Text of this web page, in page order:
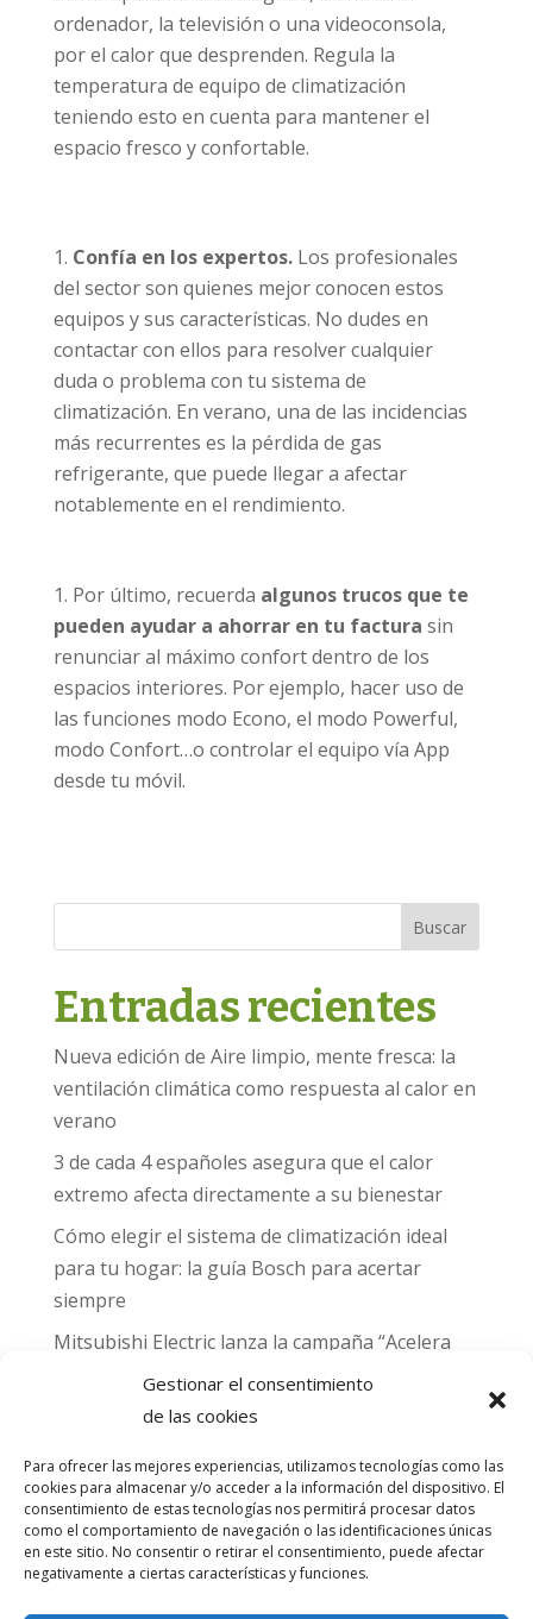
Gestionar el consentimiento
de las cookies
Para ofrecer las mejores experiencias, utilizamos tecnologías como las
cookies para almacenar y/o acceder a la información del dispositivo. El
consentimiento de estas tecnologías nos permitirá procesar datos
como el comportamiento de navegación o las identificaciones únicas
en este sitio. No consentir o retirar el consentimiento, puede afectar
negativamente a ciertas características y funciones.
ordenador, la televisión o una videoconsola,
por el calor que desprenden. Regula la
temperatura de equipo de climatización
teniendo esto en cuenta para mantener el
espacio fresco y confortable.
Confía en los expertos.Los profesionales
del sector son quienes mejor conocen estos
equipos y sus características. No dudes en
contactar con ellos para resolver cualquier
duda o problema con tu sistema de
climatización. En verano, una de las incidencias
más recurrentes es la pérdida de gas
refrigerante, que puede llegar a afectar
notablemente en el rendimiento.
Por último, recuerda algunos trucos que te
pueden ayudar a ahorrar en tu factura sin
renunciar al máximo confort dentro de los
espacios interiores. Por ejemplo, hacer uso de
las funciones modo Econo, el modo Powerful,
modo Confort…o controlar el equipo vía App
desde tu móvil.
Buscar
Entradas recientes
Nueva edición de Aire limpio, mente fresca: la
ventilación climática como respuesta al calor en
verano
3 de cada 4 españoles asegura que el calor
extremo afecta directamente a su bienestar
Cómo elegir el sistema de climatización ideal
para tu hogar: la guía Bosch para acertar
siempre
Mitsubishi Electric lanza la campaña “Acelera
hacia MADRID 2026” y premia con entradas
para el Gran Premio de Fórmula 1 de Madrid
sello CO₂ Nulo: confort real, salud y
descarbonización en una sola vivienda
Comentarios